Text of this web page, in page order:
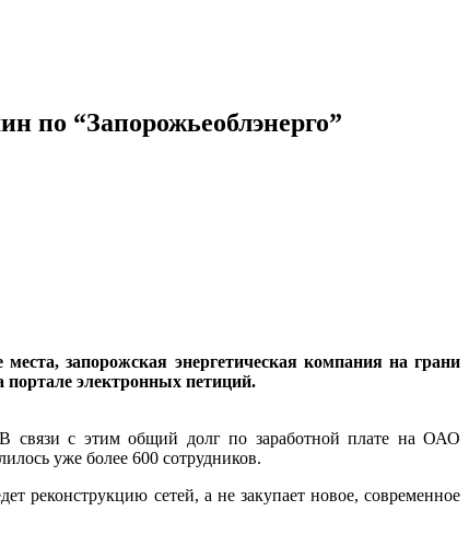
по “Запорожьеоблэнерго”
запорожская энергетическая компания на грани
электронных петиций.
В связи с этим общий долг по заработной плате на ОАО
уже более 600 сотрудников.
реконструкцию сетей, а не закупает новое, современное